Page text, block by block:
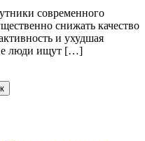
современного
снижать качество
и ухудшая
люди ищут […]